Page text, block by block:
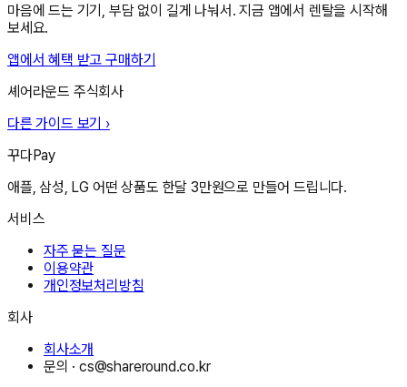
마음에 드는 기기, 부담 없이 길게 나눠서. 지금 앱에서 렌탈을 시작해
보세요.
앱에서 혜택 받고 구매하기
셰어라운드 주식회사
다른 가이드 보기 ›
꾸다Pay
애플, 삼성, LG 어떤 상품도 한달 3만원으로 만들어 드립니다.
서비스
자주 묻는 질문
이용약관
개인정보처리방침
회사
회사소개
문의 ·cs@shareround.co.kr